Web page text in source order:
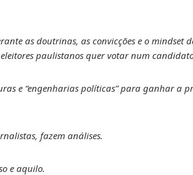
as doutrinas, as convicções e o mindset
paulistanos quer votar num
e “engenharias políticas” para ganhar a
fazem análises.
e aquilo.